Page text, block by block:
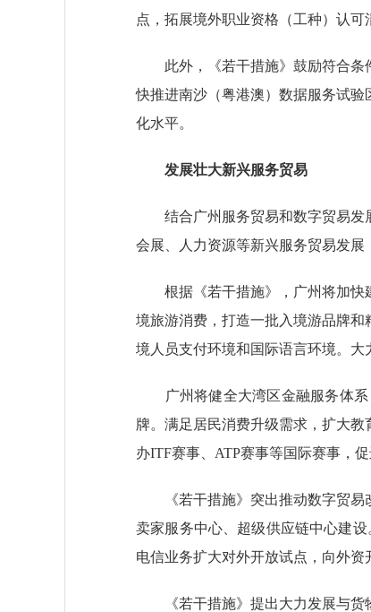
点，拓展境外职业资格（工种）认可
此外，《若干措施》鼓励符合条件
快推进南沙（粤港澳）数据服务试
化水平。
发展壮大新兴服务贸易
结合广州服务贸易和数字贸易发展
会展、人力资源等新兴服务贸易发展
根据《若干措施》，广州将加快建
境旅游消费，打造一批入境游品牌
境人员支付环境和国际语言环境。大
广州将健全大湾区金融服务体系
牌。满足居民消费升级需求，扩大
办ITF赛事、ATP赛事等国际赛事，
《若干措施》突出推动数字贸易改
卖家服务中心、超级供应链中心建
电信业务扩大对外开放试点，向外资
《若干措施》提出大力发展与货物